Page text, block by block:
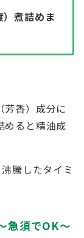
）煮詰めま
芳香）成分に
めると精油成
騰したタイミ
急須でOK～